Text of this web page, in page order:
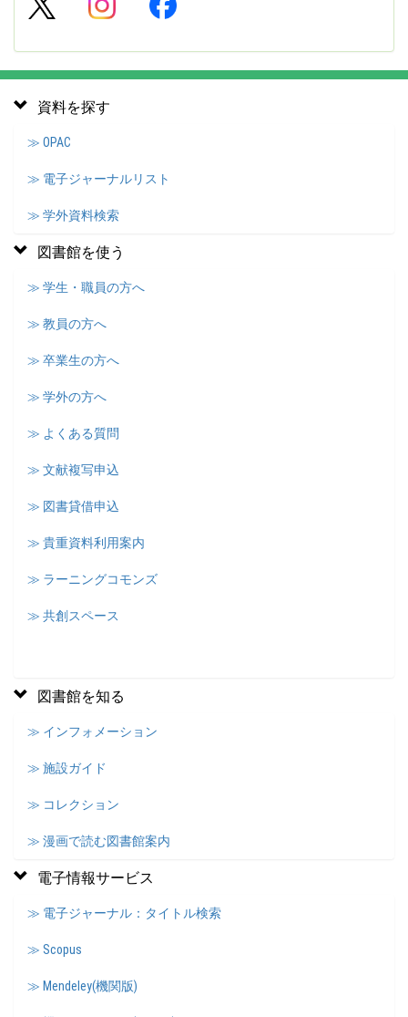
資料を探す
≫ OPAC
≫ 電子ジャーナルリスト
≫ 学外資料検索
図書館を使う
≫ 学生・職員の方へ
≫ 教員の方へ
≫ 卒業生の方へ
≫ 学外の方へ
≫ よくある質問
≫ 文献複写申込
≫ 図書貸借申込
≫ 貴重資料利用案内
≫ ラーニングコモンズ
≫ 共創スペース
図書館を知る
≫ インフォメーション
≫ 施設ガイド
≫ コレクション
≫ 漫画で読む図書館案内
電子情報サービス
≫ 電子ジャーナル：タイトル検索
≫ Scopus
≫ Mendeley(機関版)